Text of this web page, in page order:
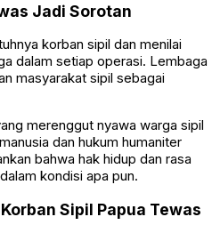
Jadi Sorotan
korban sipil dan menilai
dalam setiap operasi. Lembaga
masyarakat sipil sebagai
merenggut nyawa warga sipil
dan hukum humaniter
bahwa hak hidup dan rasa
kondisi apa pun.
Sipil Papua Tewas